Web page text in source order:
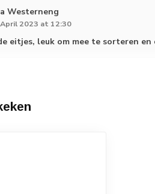
Westerneng
2023 at 12:30
eitjes, leuk om mee te sorteren en